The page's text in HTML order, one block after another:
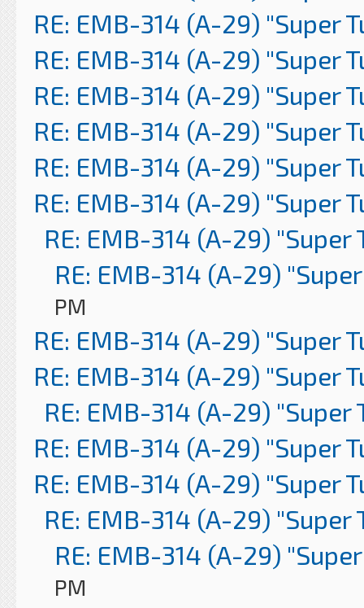
RE: EMB-314 (A-29) "Super
RE: EMB-314 (A-29) "Super
RE: EMB-314 (A-29) "Super
RE: EMB-314 (A-29) "Super
RE: EMB-314 (A-29) "Super
RE: EMB-314 (A-29) "Super
RE: EMB-314 (A-29) "Super
RE: EMB-314 (A-29)
PM
RE: EMB-314 (A-29) "Super
RE: EMB-314 (A-29) "Super
RE: EMB-314 (A-29) "Super
RE: EMB-314 (A-29) "Super
RE: EMB-314 (A-29) "Super
RE: EMB-314 (A-29) "Super
RE: EMB-314 (A-29)
PM